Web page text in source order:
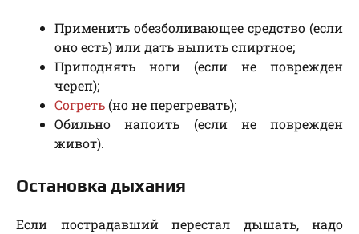
Применить обезболивающее средство (если
оно есть) или дать выпить спиртное;
Приподнять ноги (если не поврежден
череп);
Согреть (но не перегревать);
Обильно напоить (если не поврежден
живот).
Остановка дыхания
Если пострадавший перестал дышать, надо